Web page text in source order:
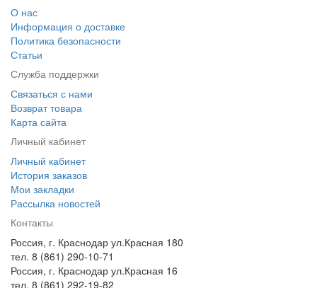
О нас
Информация о доставке
Политика безопасности
Статьи
Служба поддержки
Связаться с нами
Возврат товара
Карта сайта
Личный кабинет
Личный кабинет
История заказов
Мои закладки
Рассылка новостей
Контакты
Россия, г. Краснодар ул.Красная 180
тел. 8 (861) 290-10-71
Россия, г. Краснодар ул.Красная 16
тел. 8 (861) 292-19-82